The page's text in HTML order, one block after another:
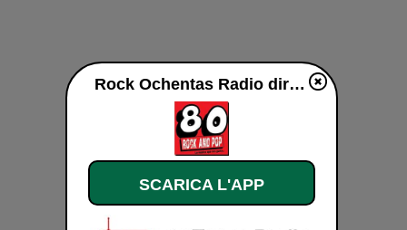
Rock Ochentas Radio diretta
SCARICA L'APP